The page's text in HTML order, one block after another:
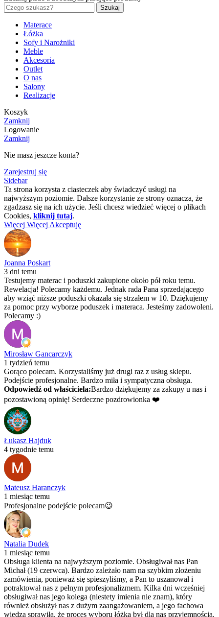
Szukaj
Materace
Łóżka
Sofy i Narożniki
Meble
Akcesoria
Outlet
O nas
Salony
Realizacje
Koszyk
Zamknij
Logowanie
Zamknij
Nie masz jeszcze konta?
Zarejestruj się
Sidebar
Ta strona korzysta z ciasteczek aby świadczyć usługi na
najwyższym poziomie. Dalsze korzystanie ze strony oznacza, że
zgadzasz się na ich użycie. Jeśli chcesz wiedzieć więcej o plikach
Cookies, kliknij tutaj.
Więcej Więcej Akceptuję
Joanna Poskart
3 dni temu
Testujemy materac i poduszki zakupione około pół roku temu.
Rewelacja! Polecamy każdemu. Jednak rada Pana sprzedającego
aby wziąć niższe poduszki okazała się strzałem w 10. Dziękujemy
za pomoc przy wyborze poduszek i materaca. Jesteśmy zadowoleni.
Polecamy :)
Mirosław Gancarczyk
1 tydzień temu
Gorąco polecam. Korzystaliśmy już drugi raz z usług sklepu.
Podejście profesjonalne. Bardzo miła i sympatyczna obsługa.
Odpowiedź od właściciela:Bardzo dziękujemy za zakupy u nas i
pozostawioną opinię! Serdeczne pozdrowionka ❤️
Łukasz Hajduk
4 tygodnie temu
Mateusz Haranczyk
1 miesiąc temu
Profesjonalne podejście polecam😉
Natalia Dudek
1 miesiąc temu
Obsługa klienta na najwyższym poziomie. Obsługiwał nas Pan
Michał (19 czerwca). Bardzo zależało nam na szybkim złożeniu
zamówienia, ponieważ się spieszyliśmy, a Pan to uszanował i
potraktował nas z pełnym profesjonalizmem. Kilka dni wcześniej
obsługiwał nas jego kolega (niestety imienia nie znam), który
również obsłużył nas z dużym zaangażowaniem, a jego fachowa
wiedza sprawiła, że proces wyboru łóżka był dla nas przyjemnością.